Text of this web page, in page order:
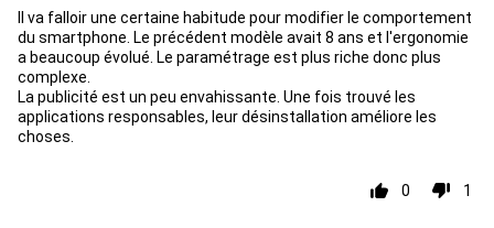
Il va falloir une certaine habitude pour modifier le comportement
du smartphone. Le précédent modèle avait 8 ans et l'ergonomie
a beaucoup évolué. Le paramétrage est plus riche donc plus
complexe.
La publicité est un peu envahissante. Une fois trouvé les
applications responsables, leur désinstallation améliore les
choses.
0 1